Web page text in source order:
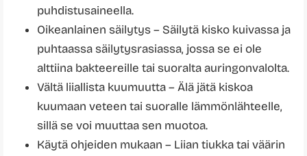
puhdistusaineella.
Oikeanlainen säilytys – Säilytä kisko kuivassa ja
puhtaassa säilytysrasiassa, jossa se ei ole
alttiina bakteereille tai suoralta auringonvalolta.
Vältä liiallista kuumuutta – Älä jätä kiskoa
kuumaan veteen tai suoralle lämmönlähteelle,
sillä se voi muuttaa sen muotoa.
Käytä ohjeiden mukaan – Liian tiukka tai väärin